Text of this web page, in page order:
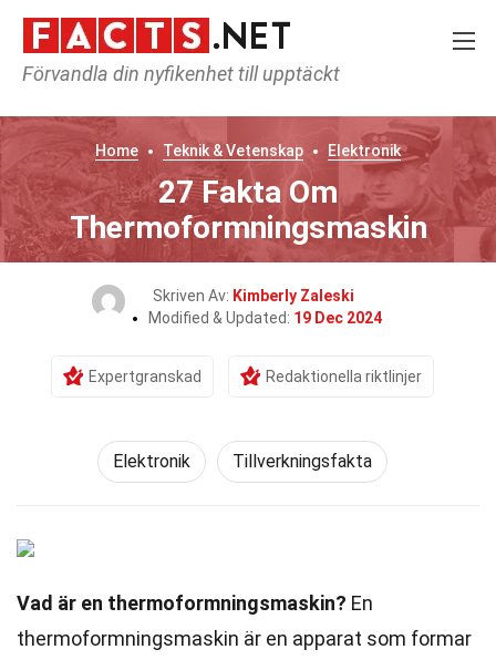
Förvandla din nyfikenhet till upptäckt
Home Teknik & Vetenskap Elektronik
27 Fakta Om
Thermoformningsmaskin
Skriven Av: Kimberly Zaleski
Modified & Updated: 19 Dec 2024
Expertgranskad Redaktionella riktlinjer
Elektronik Tillverkningsfakta
Vad är en thermoformningsmaskin? En
thermoformningsmaskin är en apparat som formar